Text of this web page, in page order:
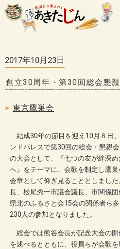
2017年10月23日
創立30周年・第30回総会懇
東京鷹巣会
結成30年の節目を迎え10月８日
ンドパレスで第30回の総会・懇親
の大会として、『七つの友が絆深
へ』をテーマに、会歌を制定し鷹
会章として仰ぎ見ることとしまし
長、松尾秀一市議会議長、市関係
県北のふるさと会15会の関係者ら
230人の参加となりました。
総会では熊谷会長が記念大会の
を述べるとともに、役員らが会歌